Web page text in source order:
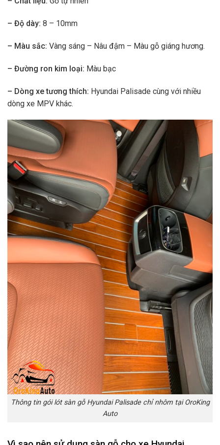
– Độ dày: 8 – 10mm
– Màu sắc: Vàng sáng – Nâu đậm – Màu gỗ giáng hương.
– Đường ron kim loại: Màu bạc
– Dòng xe tương thích: Hyundai Palisade cùng với nhiều
dòng xe MPV khác.
Thông tin gói lót sàn gỗ Hyundai Palisade chỉ nhôm tại OroKing
Auto